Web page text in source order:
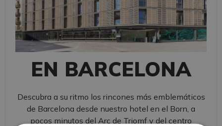
EN BARCELONA
Descubra a su ritmo los rincones más emblemáticos
de Barcelona desde nuestro hotel en el Born, a
pocos minutos del Arc de Triomf y del centro